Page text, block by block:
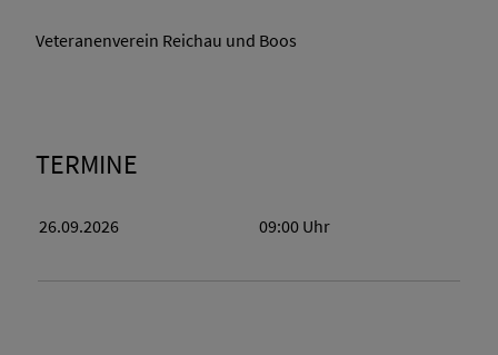
Veteranenverein Reichau und Boos
TERMINE
26.09.2026 09:00 Uhr